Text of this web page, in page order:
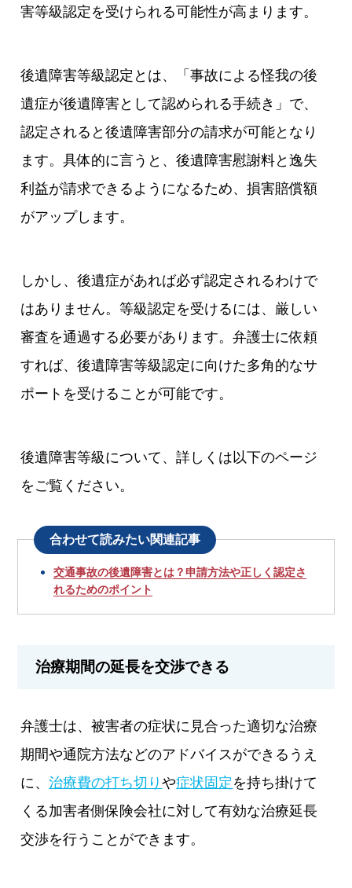
害等級認定を受けられる可能性が高まります。
後遺障害等級認定とは、「事故による怪我の後
遺症が後遺障害として認められる手続き」で、
認定されると後遺障害部分の請求が可能となり
ます。具体的に言うと、後遺障害慰謝料と逸失
利益が請求できるようになるため、損害賠償額
がアップします。
しかし、後遺症があれば必ず認定されるわけで
はありません。等級認定を受けるには、厳しい
審査を通過する必要があります。弁護士に依頼
すれば、後遺障害等級認定に向けた多角的なサ
ポートを受けることが可能です。
後遺障害等級について、詳しくは以下のページ
をご覧ください。
合わせて読みたい関連記事
交通事故の後遺障害とは？申請方法や正しく認定さ
れるためのポイント
治療期間の延長を交渉できる
弁護士は、被害者の症状に見合った適切な治療
期間や通院方法などのアドバイスができるうえ
に、治療費の打ち切りや症状固定 を持ち掛けて
くる加害者側保険会社に対して有効な治療延長
交渉を行うことができます。